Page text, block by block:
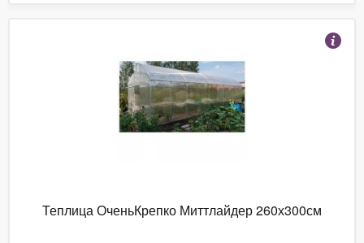
Теплица ОченьКрепко Миттлайдер 260х300см